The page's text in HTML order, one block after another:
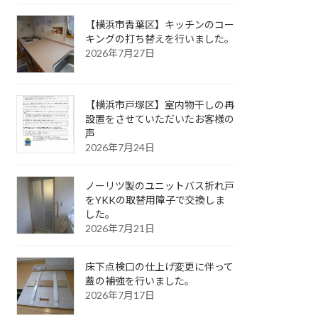
【横浜市青葉区】キッチンのコー
キングの打ち替えを行いました。
2026年7月27日
【横浜市戸塚区】室内物干しの再
設置をさせていただいたお客様の
声
2026年7月24日
ノーリツ製のユニットバス折れ戸
をYKKの取替用障子で交換しま
した。
2026年7月21日
床下点検口の仕上げ変更に伴って
蓋の補強を行いました。
2026年7月17日